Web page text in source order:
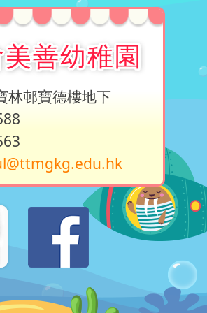
善幼稚園
林邨寶德樓地下